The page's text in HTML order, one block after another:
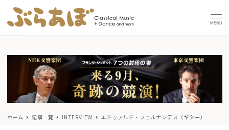
MENU
ホーム 記事一覧 INTERVIEW エドゥアルド・フェルナンデス（ギター）